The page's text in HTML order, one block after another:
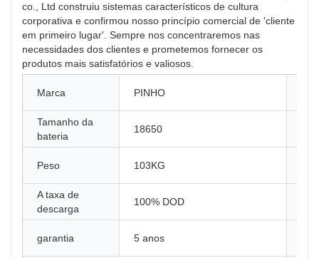
co., Ltd construiu sistemas característicos de cultura
corporativa e confirmou nosso princípio comercial de 'cliente
em primeiro lugar'. Sempre nos concentraremos nas
necessidades dos clientes e prometemos fornecer os
produtos mais satisfatórios e valiosos.
Marca PINHO
Tamanho da
bateria
18650
Peso 103KG
A taxa de
descarga
100% DOD
garantia 5 anos